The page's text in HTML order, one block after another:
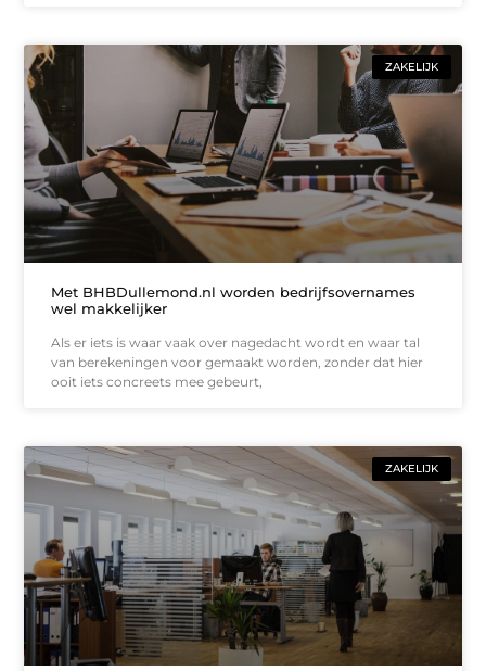
ZAKELIJK
Met BHBDullemond.nl worden bedrijfsovernames
wel makkelijker
Als er iets is waar vaak over nagedacht wordt en waar tal
van berekeningen voor gemaakt worden, zonder dat hier
ooit iets concreets mee gebeurt,
ZAKELIJK